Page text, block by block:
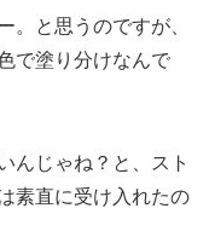
。と思うのですが、
で塗り分けなんで
んじゃね？と、スト
素直に受け入れたの